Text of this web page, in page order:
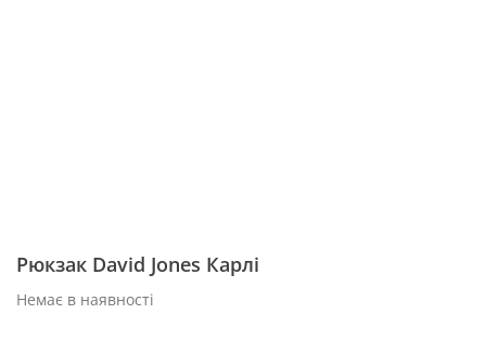
Рюкзак David Jones Карлі
Немає в наявності